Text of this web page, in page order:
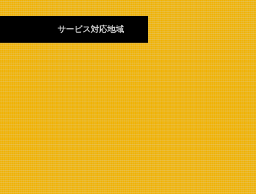
サービス対応地域